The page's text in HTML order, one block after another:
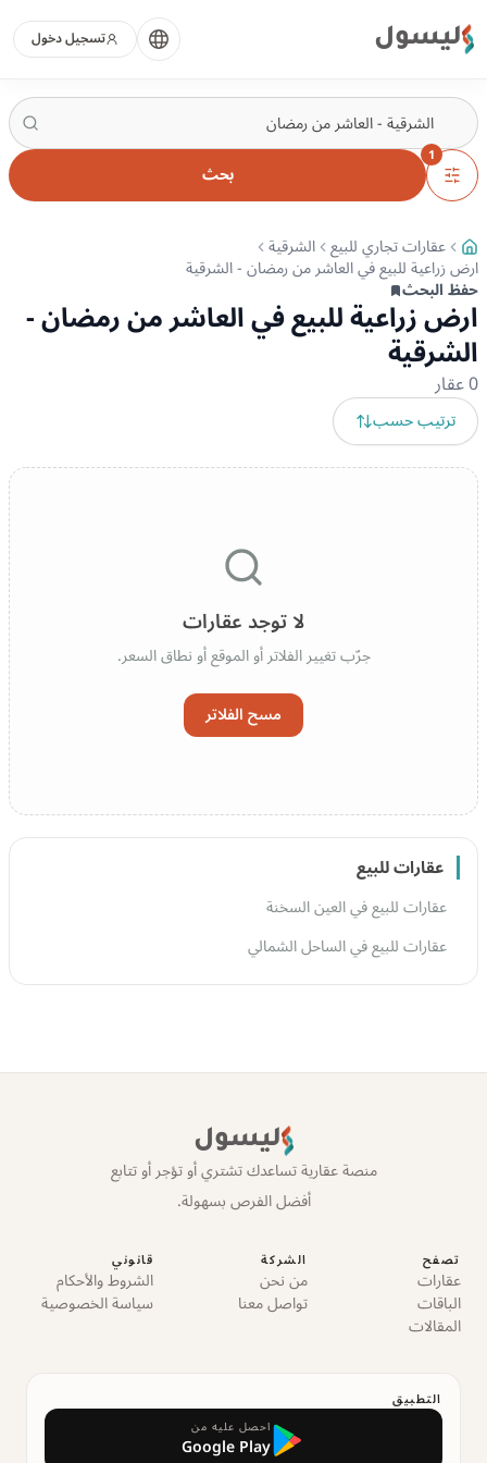
ليسول تسجيل دخول
1
بحث
عقارات تجاري للبيع الشرقية
ارض زراعية للبيع في العاشر من رمضان - الشرقية
حفظ البحث
ارض زراعية للبيع في العاشر من رمضان -
الشرقية
0عقار
ترتيب حسب
لا توجد عقارات
جرّب تغيير الفلاتر أو الموقع أو نطاق السعر.
مسح الفلاتر
عقارات للبيع
عقارات للبيع في العين السخنة
عقارات للبيع في الساحل الشمالي
ليسول
منصة عقارية تساعدك تشتري أو تؤجر أو تتابع
أفضل الفرص بسهولة.
تصفح
عقارات
الباقات
المقالات
الشركة
من نحن
تواصل معنا
قانوني
الشروط والأحكام
سياسة الخصوصية
التطبيق
احصل عليه من
Google Play